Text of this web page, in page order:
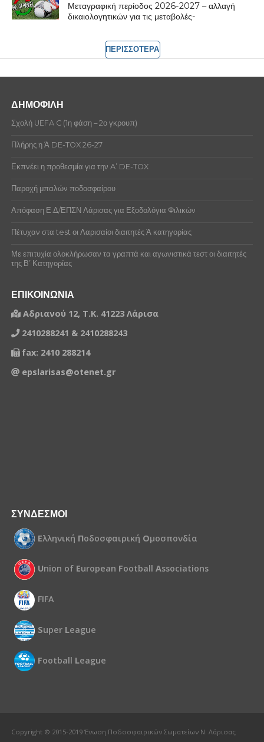
Μεταγραφική περίοδος 2026-2027 – αλλαγή
δικαιολογητικών για τις μεταβολές-
ΠΕΡΙΣΣΟΤΕΡΑ
ΔΗΜΟΦΙΛΗ
Σχολή UEFA C (1η φάση – 2ο γκρουπ)
Πλήρης η Ά DE-TOX 26-27
Εκπνέει η προθεσμία για την A’ DE-TOX
Παροχή μπαλών ποδοσφαίρου
Απόφαση Ε.Δ/ΕΠΣΝ Λάρισας για Εξοδολόγια Φιλικών
Πέτυχαν στα test οι Λαρισαίοι διαιτητές Ά κατηγορίας
Με επιτυχία ολοκλήρωσαν τα γραπτά και αγωνιστικά τεστ οι διαιτητές
της Β’ Κατηγορίας
ΕΠΙΚΟΙΝΩΝΙΑ
Αδριανού 12, Τ.Κ. 41223 Λάρισα
2410288241 & 2410288243
fax: 2410 288214
epslarisas@otenet.gr
ΣΥΝΔΕΣΜΟΙ
Ελληνική Ποδοσφαιρική Ομοσπονδία
Union of European Football Associations
FIFA
Super League
Football League
Copyright © 2015-2019 Ένωση Ποδοσφαιρικών Σωματείων Ν. Λάρισας